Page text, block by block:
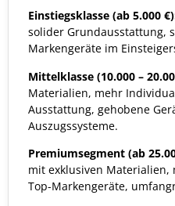
Einstiegsklasse (ab 5.000
solider Grundausstattung,
Markengeräte im
Mittelklasse (10.000 –
Materialien, mehr
Ausstattung, gehobene
Auszugssysteme.
Premiumsegment (ab
mit exklusiven Materialien,
Top-Markengeräte,